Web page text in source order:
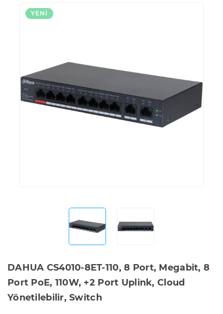
YENI
DAHUA CS4010-8ET-110, 8 Port, Megabit, 8
Port PoE, 110W, +2 Port Uplink, Cloud
Yönetilebilir, Switch